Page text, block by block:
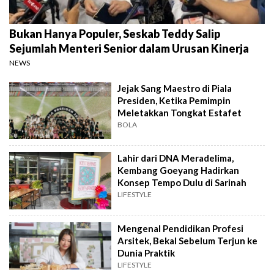
Bukan Hanya Populer, Seskab Teddy Salip
Sejumlah Menteri Senior dalam Urusan Kinerja
NEWS
Jejak Sang Maestro di Piala
Presiden, Ketika Pemimpin
Meletakkan Tongkat Estafet
BOLA
Lahir dari DNA Meradelima,
Kembang Goeyang Hadirkan
Konsep Tempo Dulu di Sarinah
LIFESTYLE
Mengenal Pendidikan Profesi
Arsitek, Bekal Sebelum Terjun ke
Dunia Praktik
LIFESTYLE